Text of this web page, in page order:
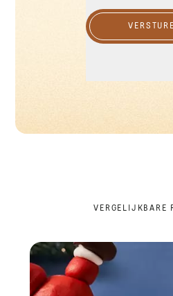
VERGELIJKBARE